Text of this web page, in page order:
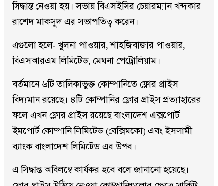
সিদ্ধান্ত নেওয়া হয়। সভায় বিএসইসির চেয়ারম্যান খন্দকার
রাশেদ মাকসুদ এর সভাপতিত্ব করেন।
এগুলো হলে- খুলনা পাওয়ার, শাহজিবাজার পাওয়ার,
বিএসআরএম লিমিটেড, মেঘনা পেট্রোলিয়াম।
বর্তমানে ৬টি তালিকাভুক্ত কোম্পানিতে ফ্লোর প্রাইস
বিদ্যমান রয়েছে। ৪টি কোম্পানির ফ্লোর প্রাইস প্রত্যাহারের
ফলে এখন ফ্লোর প্রাইস রয়েছে বাংলাদেশ এক্সপোর্ট
ইমপোর্ট কোম্পানি লিমিটেড (বেক্সিমকো) এবং ইসলামী
ব্যাংক বাংলাদেশ লিমিটেড এর উপর।
এ সিদ্ধান্ত অবিলম্বে কার্যকর হবে বলে জানানো হয়েছে।